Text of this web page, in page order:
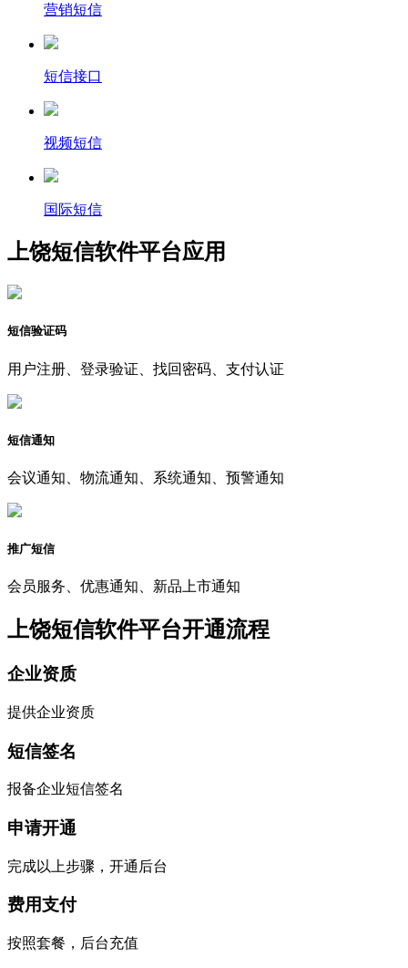
营销短信
短信接口
视频短信
国际短信
上饶短信软件平台应用
短信验证码
用户注册、登录验证、找回密码、支付认证
短信通知
会议通知、物流通知、系统通知、预警通知
推广短信
会员服务、优惠通知、新品上市通知
上饶短信软件平台开通流程
企业资质
提供企业资质
短信签名
报备企业短信签名
申请开通
完成以上步骤，开通后台
费用支付
按照套餐，后台充值